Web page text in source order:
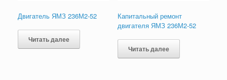
Двигатель ЯМЗ 236М2-52
Читать далее
Капитальный ремонт
двигателя ЯМЗ 236М2-52
Читать далее